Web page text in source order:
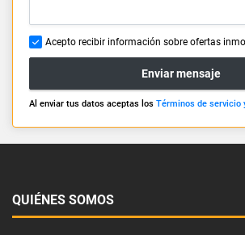
Acepto recibir información sobre ofertas
Enviar mensaje
Al enviar tus datos aceptas los Términos de servicio
QUIÉNES SOMOS